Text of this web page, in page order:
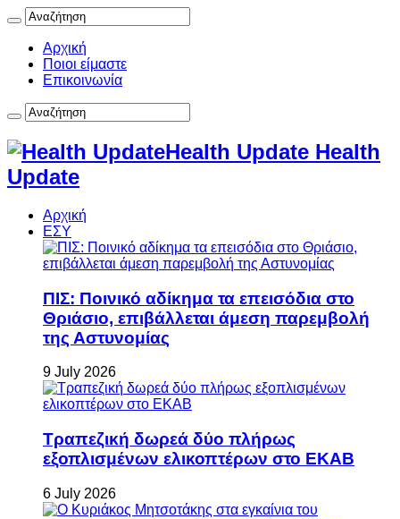
Αρχική
Ποιοι είμαστε
Επικοινωνία
Health Update Health
Update
Αρχική
ΕΣΥ
ΠΙΣ: Ποινικό αδίκημα τα επεισόδια στο
Θριάσιο, επιβάλλεται άμεση παρεμβολή
της Αστυνομίας
9 July 2026
Τραπεζική δωρεά δύο πλήρως
εξοπλισμένων ελικοπτέρων στο ΕΚΑΒ
6 July 2026